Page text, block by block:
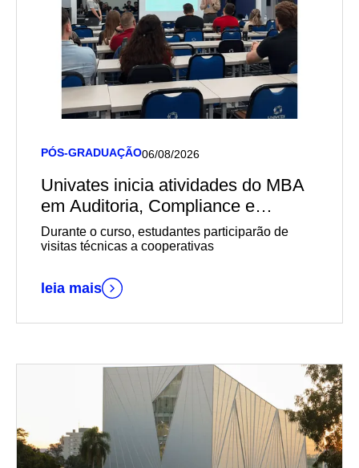
PÓS-GRADUAÇÃO06/08/2026
Univates inicia atividades do MBA
em Auditoria, Compliance e
Governança em Cooperativas em
parceria com o Sescoop/RS
Durante o curso, estudantes participarão de
visitas técnicas a cooperativas
leia mais